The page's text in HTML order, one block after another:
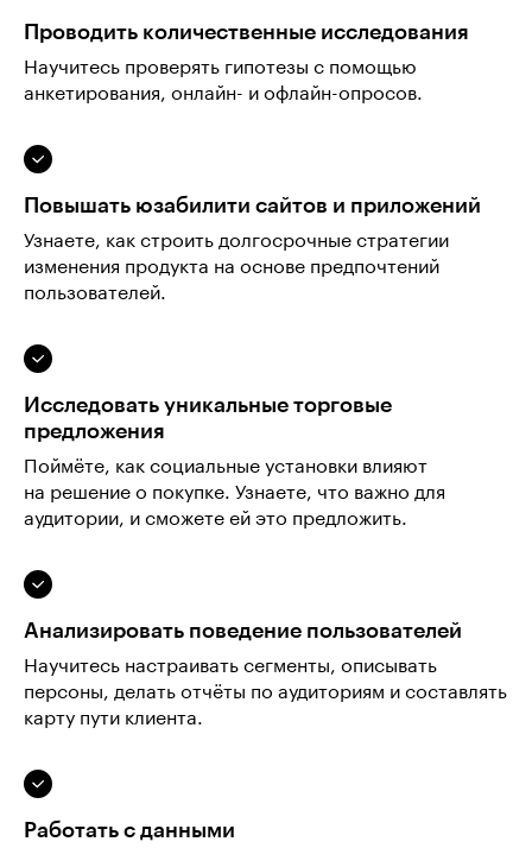
Проводить количественные исследования
Научитесь проверять гипотезы с помощью
анкетирования, онлайн- и офлайн-опросов.
Повышать юзабилити сайтов и приложений
Узнаете, как строить долгосрочные стратегии
изменения продукта на основе предпочтений
пользователей.
Исследовать уникальные торговые
предложения
Поймёте, как социальные установки влияют
на решение о покупке. Узнаете, что важно для
аудитории, и сможете ей это предложить.
Анализировать поведение пользователей
Научитесь настраивать сегменты, описывать
персоны, делать отчёты по аудиториям и составлять
карту пути клиента.
Работать с данными